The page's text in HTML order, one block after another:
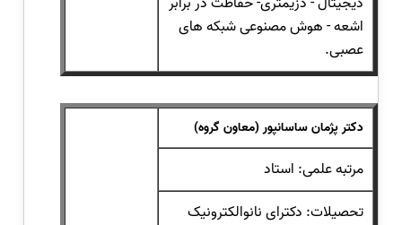
اشعه - هوش مصنوعی شبکه های
عصبی.
دکتر پژمان ساسانپور (معاون گروه)
مرتبه علمی: استاد
تحصیلات: دکترای نانوالکترونیک